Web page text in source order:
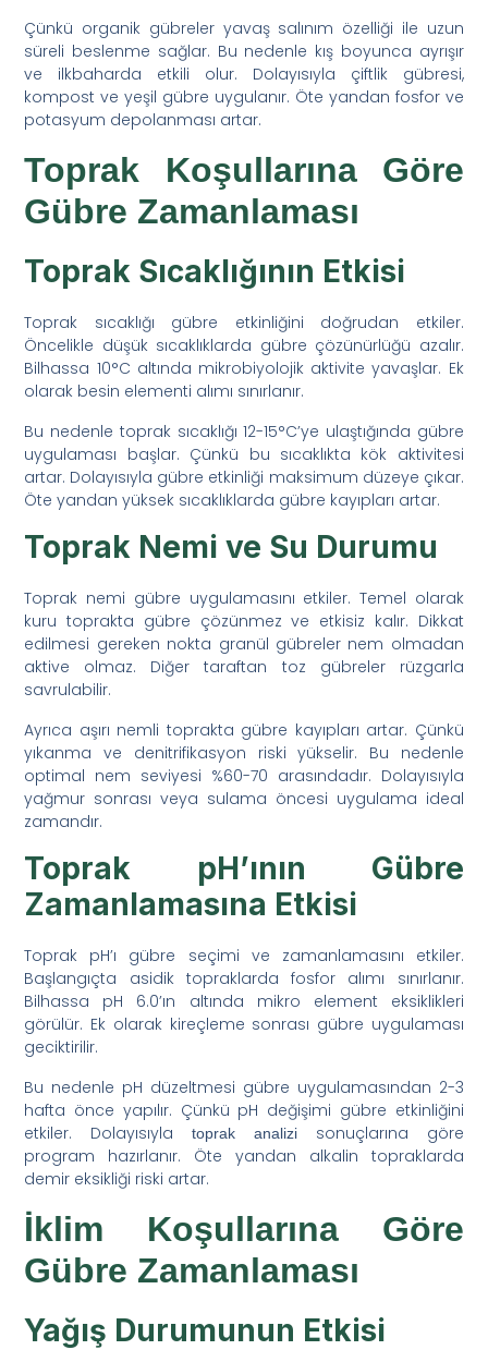
Çünkü organik gübreler yavaş salınım özelliği ile uzun
süreli beslenme sağlar. Bu nedenle kış boyunca ayrışır
ve ilkbaharda etkili olur. Dolayısıyla çiftlik gübresi,
kompost ve yeşil gübre uygulanır. Öte yandan fosfor ve
potasyum depolanması artar.
Toprak Koşullarına Göre
Gübre Zamanlaması
Toprak Sıcaklığının Etkisi
Toprak sıcaklığı gübre etkinliğini doğrudan etkiler.
Öncelikle düşük sıcaklıklarda gübre çözünürlüğü azalır.
Bilhassa 10°C altında mikrobiyolojik aktivite yavaşlar. Ek
olarak besin elementi alımı sınırlanır.
Bu nedenle toprak sıcaklığı 12-15°C’ye ulaştığında gübre
uygulaması başlar. Çünkü bu sıcaklıkta kök aktivitesi
artar. Dolayısıyla gübre etkinliği maksimum düzeye çıkar.
Öte yandan yüksek sıcaklıklarda gübre kayıpları artar.
Toprak Nemi ve Su Durumu
Toprak nemi gübre uygulamasını etkiler. Temel olarak
kuru toprakta gübre çözünmez ve etkisiz kalır. Dikkat
edilmesi gereken nokta granül gübreler nem olmadan
aktive olmaz. Diğer taraftan toz gübreler rüzgarla
savrulabilir.
Ayrıca aşırı nemli toprakta gübre kayıpları artar. Çünkü
yıkanma ve denitrifikasyon riski yükselir. Bu nedenle
optimal nem seviyesi %60-70 arasındadır. Dolayısıyla
yağmur sonrası veya sulama öncesi uygulama ideal
zamandır.
Toprak pH’ının Gübre
Zamanlamasına Etkisi
Toprak pH’ı gübre seçimi ve zamanlamasını etkiler.
Başlangıçta asidik topraklarda fosfor alımı sınırlanır.
Bilhassa pH 6.0’ın altında mikro element eksiklikleri
görülür. Ek olarak kireçleme sonrası gübre uygulaması
geciktirilir.
Bu nedenle pH düzeltmesi gübre uygulamasından 2-3
hafta önce yapılır. Çünkü pH değişimi gübre etkinliğini
etkiler. Dolayısıylatoprak analizisonuçlarına göre
program hazırlanır. Öte yandan alkalin topraklarda
demir eksikliği riski artar.
İklim Koşullarına Göre
Gübre Zamanlaması
Yağış Durumunun Etkisi